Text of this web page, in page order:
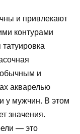
и привлекают
контурами
и
акварелью
у мужчин. В этом
значения.
— это